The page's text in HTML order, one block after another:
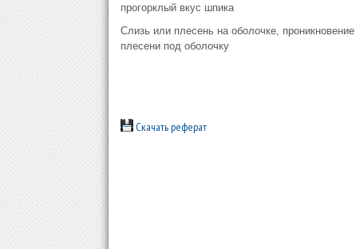
прогорклый вкус шпика
Слизь или плесень на оболочке, проникновение
плесени под оболочку
Скачать реферат